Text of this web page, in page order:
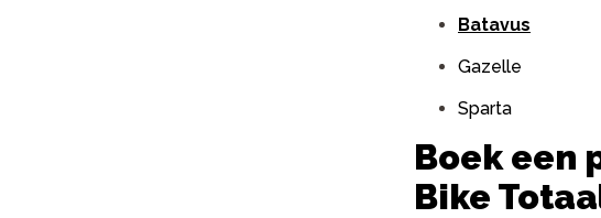
Batavus
Gazelle
Sparta
Boek een
Bike